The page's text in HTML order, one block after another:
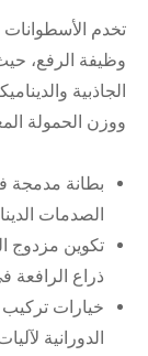
تخدم الأسطوانات
وظيفة الرفع،
الجاذبية
ووزن الحمولة
بطانة مدمجة
الصدمات
تكوين مزدوج
ذراع الرافعة
خيارات
الدورانية